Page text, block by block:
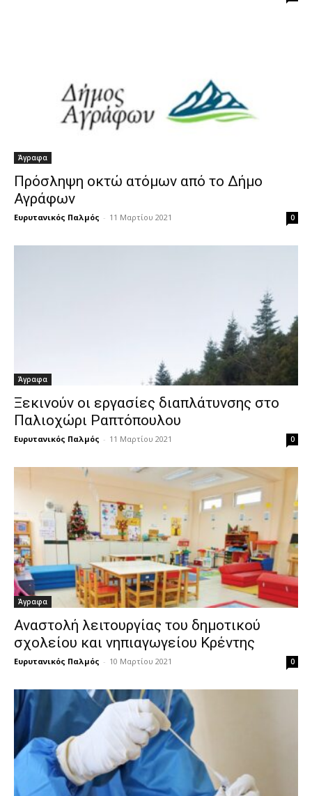
Άγραφα
Πρόσληψη οκτώ ατόμων από το Δήμο
Αγράφων
Ευρυτανικός Παλμός - 11 Μαρτίου 2021 0
Άγραφα
Ξεκινούν οι εργασίες διαπλάτυνσης στο
Παλιοχώρι Ραπτόπουλου
Ευρυτανικός Παλμός - 11 Μαρτίου 2021 0
Άγραφα
Αναστολή λειτουργίας του δημοτικού
σχολείου και νηπιαγωγείου Κρέντης
Ευρυτανικός Παλμός - 10 Μαρτίου 2021 0